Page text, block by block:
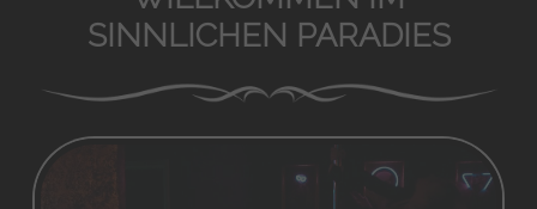
SINNLICHEN PARADIES